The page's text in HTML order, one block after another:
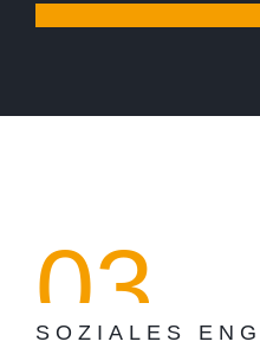
03
SOZIALES